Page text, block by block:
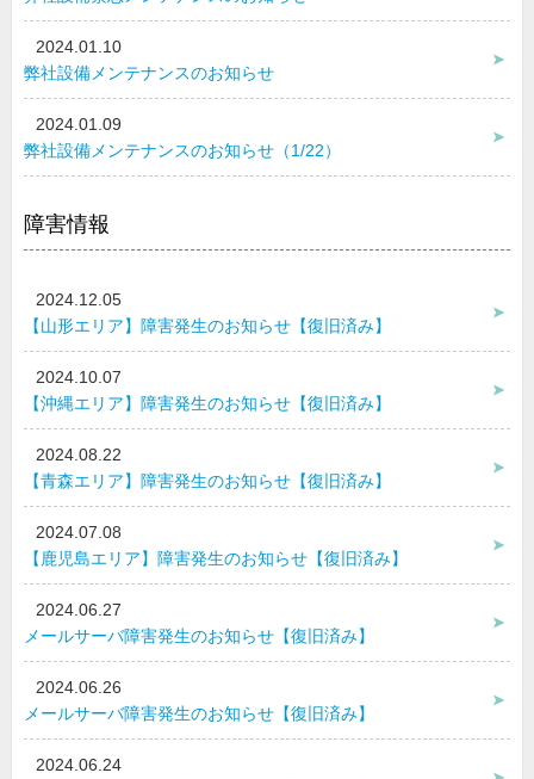
2024.01.10
弊社設備メンテナンスのお知らせ
2024.01.09
弊社設備メンテナンスのお知らせ（1/22）
障害情報
2024.12.05
【山形エリア】障害発生のお知らせ【復旧済み】
2024.10.07
【沖縄エリア】障害発生のお知らせ【復旧済み】
2024.08.22
【青森エリア】障害発生のお知らせ【復旧済み】
2024.07.08
【鹿児島エリア】障害発生のお知らせ【復旧済み】
2024.06.27
メールサーバ障害発生のお知らせ【復旧済み】
2024.06.26
メールサーバ障害発生のお知らせ【復旧済み】
2024.06.24